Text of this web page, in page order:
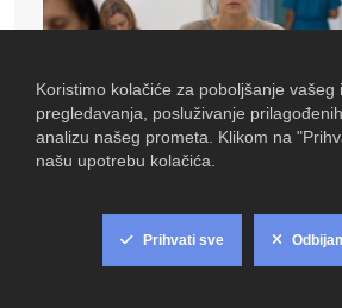
TIHA EPIDEMIJA: Broj
endometriozom u Hrvatskoj više
svibnja 21, 2026